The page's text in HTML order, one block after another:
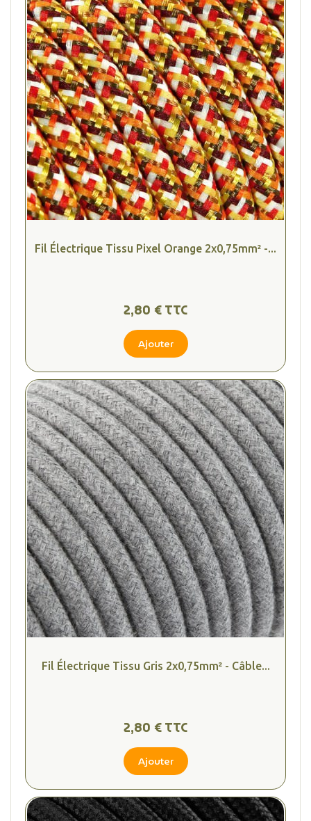
Fil Électrique Tissu Pixel Orange 2x0,75mm² -...
2,80 € TTC
Ajouter
Fil Électrique Tissu Gris 2x0,75mm² - Câble...
2,80 € TTC
Ajouter